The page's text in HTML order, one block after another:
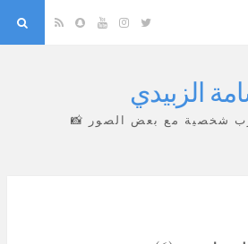
Twitter
Instagram
YouTube
Snapchat
RSS
الزبيدي
شخصية مع بعض الصور 📸